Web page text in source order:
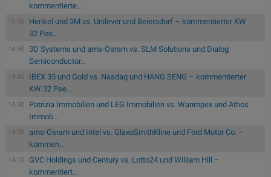
kommentierte...
15:00
Henkel und 3M vs. Unilever und Beiersdorf – kommentierter KW
32 Pee...
14:50
3D Systems und ams-Osram vs. SLM Solutions und Dialog
Semiconductor...
14:40
IBEX 35 und Gold vs. Nasdaq und HANG SENG – kommentierter
KW 32 Pee...
14:30
Patrizia Immobilien und LEG Immobilien vs. Warimpex und Athos
Immob...
14:20
ams-Osram und Intel vs. GlaxoSmithKline und Ford Motor Co. –
kommen...
14:10
GVC Holdings und Century vs. Lotto24 und William Hill –
kommentiert...